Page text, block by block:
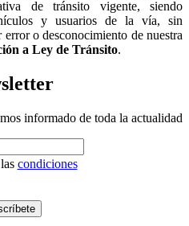
de tránsito vigente, siendo
y usuarios de la vía, sin
o desconocimiento de nuestra
a Ley de Tránsito.
informado de toda la actualidad
condiciones